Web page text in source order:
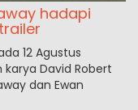
hadapi
12 Agustus
David Robert
dan Ewan